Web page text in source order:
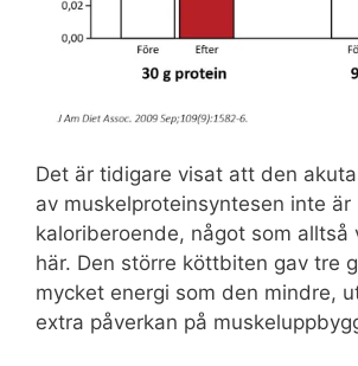
Det är tidigare visat att den
av muskelproteinsyntesen inte är
kaloriberoende, något som alltså
här. Den större köttbiten gav tre
mycket energi som den mindre,
extra påverkan på